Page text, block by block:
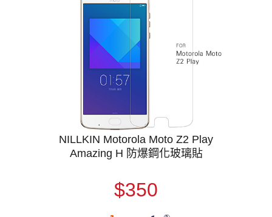
NILLKIN Motorola Moto Z2 Play
Amazing H 防爆鋼化玻璃貼
$350